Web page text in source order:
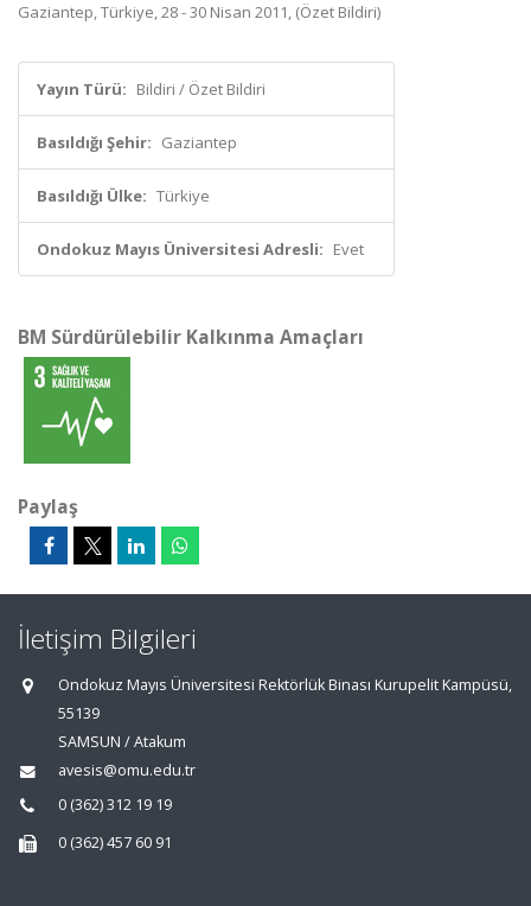
Gaziantep, Türkiye, 28 - 30 Nisan 2011, (Özet Bildiri)
Yayın Türü: Bildiri / Özet Bildiri
Basıldığı Şehir: Gaziantep
Basıldığı Ülke: Türkiye
Ondokuz Mayıs Üniversitesi Adresli: Evet
BM Sürdürülebilir Kalkınma Amaçları
Paylaş
İletişim Bilgileri
Ondokuz Mayıs Üniversitesi Rektörlük Binası Kurupelit Kampüsü,
55139
SAMSUN / Atakum
avesis@omu.edu.tr
0 (362) 312 19 19
0 (362) 457 60 91